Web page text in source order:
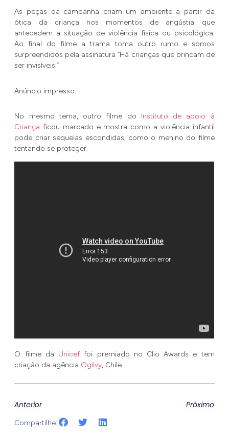
As peças da campanha criam um ambiente a partir da
ótica da criança nos momentos de angústia que
antecedem a situação de violência física ou psicológica.
Ao final do filme a trama toma outro rumo e somos
surpreendidos pela assinatura “Há crianças que brincam de
ser invisíveis.”
Anúncio impresso:
No mesmo tema, outro filme do Instituto de apoio à
Criança ficou marcado e mostra como a violência infantil
pode criar sequelas escondidas, como o menino do filme
tentando se proteger.
O filme da Uniceffoi premiado no Clio Awards e tem
criação da agência Ogilvy, Chile.
Anterior Próximo
Compartilhe: